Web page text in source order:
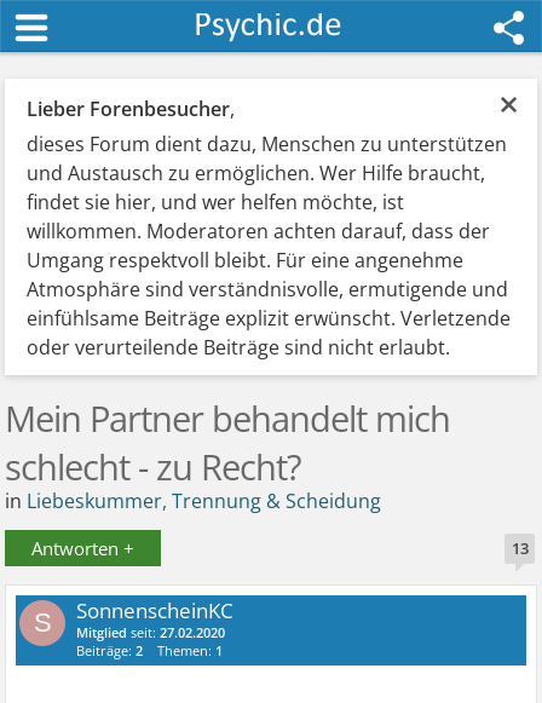
×
Lieber Forenbesucher,
dieses Forum dient dazu, Menschen zu unterstützen
und Austausch zu ermöglichen. Wer Hilfe braucht,
findet sie hier, und wer helfen möchte, ist
willkommen. Moderatoren achten darauf, dass der
Umgang respektvoll bleibt. Für eine angenehme
Atmosphäre sind verständnisvolle, ermutigende und
einfühlsame Beiträge explizit erwünscht. Verletzende
oder verurteilende Beiträge sind nicht erlaubt.
Mein Partner behandelt mich
schlecht - zu Recht?
in Liebeskummer, Trennung & Scheidung
Antworten + 13
S SonnenscheinKC
Mitglied seit:27.02.2020
Beiträge:2 Themen: 1